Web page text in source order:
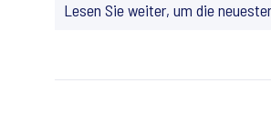
Lesen Sie weiter, um die